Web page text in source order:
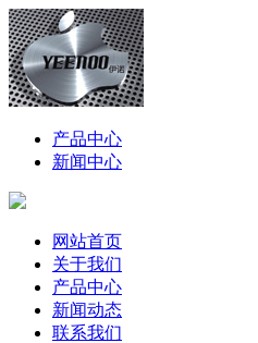
产品中心
新闻中心
网站首页
关于我们
产品中心
新闻动态
联系我们